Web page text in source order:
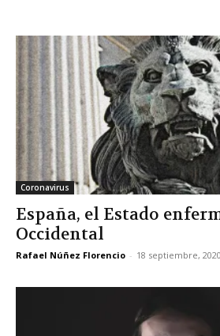
Coronavirus
España, el Estado
Occidental
Rafael Núñez Florencio - 18 septiembre, 2020